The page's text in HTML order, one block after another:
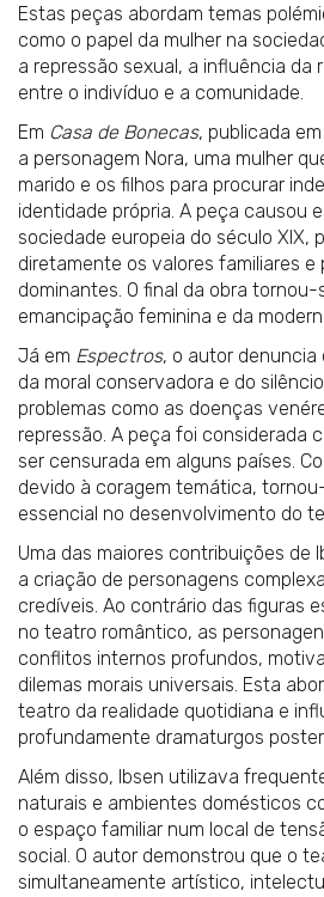
Estas peças abordam temas
como o papel da mulher na
a repressão sexual, a influência da
entre o indivíduo e a comunidade.
Em Casa de Bonecas, publicada
a personagem Nora, uma mulher
marido e os filhos para procurar
identidade própria. A peça causou
sociedade europeia do século XIX,
diretamente os valores familiares e
dominantes. O final da obra tornou-
emancipação feminina e da
Já em Espectros, o autor
da moral conservadora e do
problemas como as doenças
repressão. A peça foi considerada
ser censurada em alguns países.
devido à coragem temática,
essencial no desenvolvimento do
Uma das maiores contribuições de
a criação de personagens
credíveis. Ao contrário das figuras
no teatro romântico, as
conflitos internos profundos,
dilemas morais universais. Esta
teatro da realidade quotidiana e
profundamente dramaturgos
Além disso, Ibsen utilizava
naturais e ambientes domésticos
o espaço familiar num local de
social. O autor demonstrou que o
simultaneamente artístico,